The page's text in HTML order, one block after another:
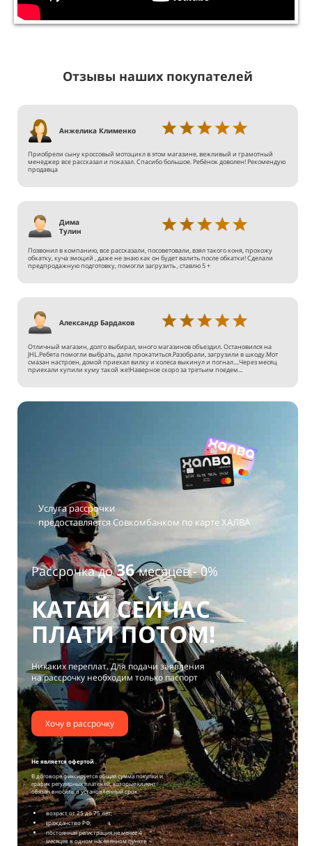
Отзывы наших покупателей
Анжелика Клименко
Приобрели сыну кроссовый мотоцикл в этом магазине, вежливый и грамотный
менеджер все рассказал и показал. Спасибо большое. Ребёнок доволен! Рекомендую
продавца
Дима
Тулин
Позвонил в компанию, все рассказали, посоветовали, взял такого коня, прохожу
обкатку, куча эмоций , даже не знаю как он будет валить после обкатки! Сделали
предпродажную подготовку, помогли загрузить , ставлю 5 +
Александр Бардаков
Отличный магазин, долго выбирал, много магазинов объездил. Остановился на
JHL.Ребята помогли выбрать, дали прокатиться.Разобрали, загрузили в шкоду.Мот
смазан настроен, домой приехал вилку и колеса выкинул и погнал....Через месяц
приехали купили куму такой же!Наверное скоро за третьим поедем...
Услуга рассрочки
предоставляется Совкомбанком по карте ХАЛВА
Рассрочка до36месяцев - 0%
КАТАЙ СЕЙЧАС
ПЛАТИ ПОТОМ!
Никаких переплат. Для подачи заявления
на рассрочку необходим только паспорт
Хочу в рассрочку
Не является офертой
В договоре фиксируется общая сумма покупки и
график регулярных платежей, которые клиент
обязан вносить в установленный срок.
возраст от 25 до 75 лет;
гражданство РФ;
постоянная регистрация не менее 4
месяцев в одном населенном пункте